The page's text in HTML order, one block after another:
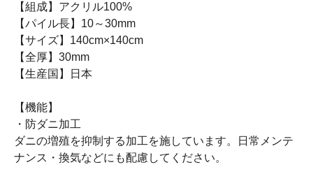
【組成】アクリル100%
【パイル長】10～30mm
【サイズ】140cm×140cm
【全厚】30mm
【生産国】日本
【機能】
・防ダニ加工
ダニの増殖を抑制する加工を施しています。日常メンテ
ナンス・換気などにも配慮してください。